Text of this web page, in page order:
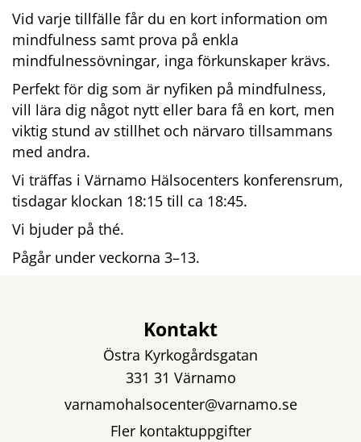
Vid varje tillfälle får du en kort information om
mindfulness samt prova på enkla
mindfulnessövningar, inga förkunskaper krävs.
Perfekt för dig som är nyfiken på mindfulness,
vill lära dig något nytt eller bara få en kort, men
viktig stund av stillhet och närvaro tillsammans
med andra.
Vi träffas i Värnamo Hälsocenters konferensrum,
tisdagar klockan 18:15 till ca 18:45.
Vi bjuder på thé.
Pågår under veckorna 3–13.
Kontakt
Östra Kyrkogårdsgatan
331 31 Värnamo
varnamohalsocenter@varnamo.se
Fler kontaktuppgifter